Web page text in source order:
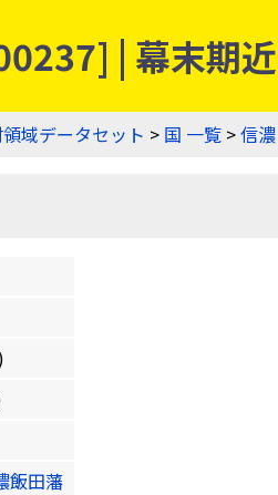
| 幕末期
域データセット > 国 一覧 >信濃
飯田藩